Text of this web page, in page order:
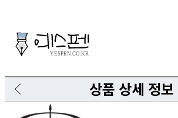
상품 상세 정보